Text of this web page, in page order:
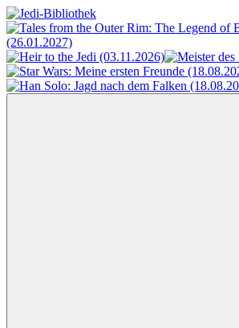
Zum
Inhalt
springen
Jedi-
Bibliothek
Das
Portal
für
Star
Wars-